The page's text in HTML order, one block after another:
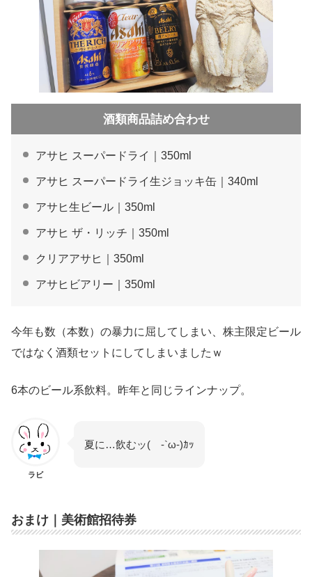
酒類商品詰め合わせ
アサヒ スーパードライ｜350ml
アサヒ スーパードライ生ジョッキ缶｜340ml
アサヒ生ビール｜350ml
アサヒ ザ・リッチ｜350ml
クリアアサヒ｜350ml
アサヒビアリー｜350ml
今年も数（本数）の暴力に屈してしまい、株主限定ビール
ではなく酒類セットにしてしまいましたｗ
6本のビール系飲料。昨年と同じラインナップ。
ラビ
夏に…飲むッ( -`ω-)ｶｯ
おまけ｜美術館招待券